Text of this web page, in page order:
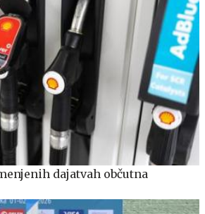
dajatvah občutna